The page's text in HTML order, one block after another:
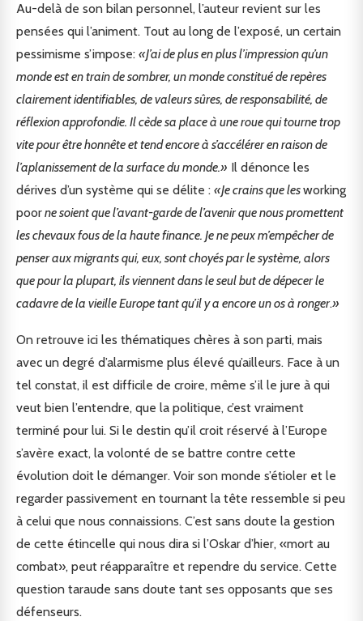
Au-delà de son bilan personnel, l’auteur revient sur les
pensées qui l’animent. Tout au long de l’exposé, un certain
pessimisme s’impose: «J’ai de plus en plus l’impression qu’un
monde est en train de sombrer, un monde constitué de repères
clairement identifiables, de valeurs sûres, de responsabilité, de
réflexion approfondie. Il cède sa place à une roue qui tourne trop
vite pour être honnête et tend encore à s’accélérer en raison de
l’aplanissement de la surface du monde.» Il dénonce les
dérives d’un système qui se délite : «Je crains que lesworking
poorne soient que l’avant-garde de l’avenir que nous promettent
les chevaux fous de la haute finance. Je ne peux m’empêcher de
penser aux migrants qui, eux, sont choyés par le système, alors
que pour la plupart, ils viennent dans le seul but de dépecer le
cadavre de la vieille Europe tant qu’il y a encore un os à ronger.»
On retrouve ici les thématiques chères à son parti, mais
avec un degré d’alarmisme plus élevé qu’ailleurs. Face à un
tel constat, il est difficile de croire, même s’il le jure à qui
veut bien l’entendre, que la politique, c’est vraiment
terminé pour lui. Si le destin qu’il croit réservé à l’Europe
s’avère exact, la volonté de se battre contre cette
évolution doit le démanger. Voir son monde s’étioler et le
regarder passivement en tournant la tête ressemble si peu
à celui que nous connaissions. C’est sans doute la gestion
de cette étincelle qui nous dira si l’Oskar d’hier, «mort au
combat», peut réapparaître et rependre du service. Cette
question taraude sans doute tant ses opposants que ses
défenseurs.